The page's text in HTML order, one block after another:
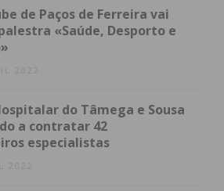
de Paços de Ferreira vai
«Saúde, Desporto e
2022
do Tâmega e Sousa
a contratar 42
especialistas
2022